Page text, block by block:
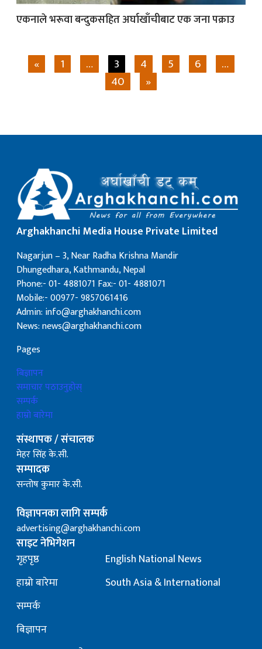
एकनाले भरूवा बन्दुकसहित अर्घाखाँचीबाट एक जना पक्राउ
« 1 … 3 4 5 6
…
40
»
Arghakhanchi Media House Private Limited
Nagarjun – 3, Near Radha Krishna Mandir
Dhungedhara, Kathmandu, Nepal
Phone:- 01- 4881071 Fax:- 01- 4881071
Mobile:- 00977- 9857061416
Admin: info@arghakhanchi.com
News: news@arghakhanchi.com
Pages
बिज्ञापन
समाचार पठाउनुहोस्
सम्पर्क
हाम्रो बारेमा
संस्थापक / संचालक
मेहर सिंह के.सी.
सम्पादक
सन्तोष कुमार के.सी.
विज्ञापनका लागि सम्पर्क
advertising@arghakhanchi.com
साइट नेभिगेशन
गृहपृष्ठ
हाम्रो बारेमा
सम्पर्क
बिज्ञापन
English National News
South Asia & International